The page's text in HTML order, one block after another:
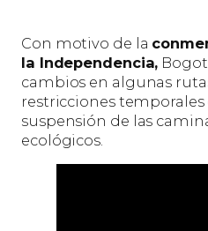
Con motivo de la
la Independencia,
cambios en algunas
restricciones temporales
suspensión de las
ecológicos.